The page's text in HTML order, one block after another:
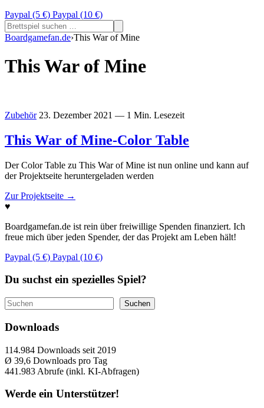
Paypal (5 €) Paypal (10 €)
Suchen
nach:
Boardgamefan.de›This War of Mine
This War of Mine
Zubehör 23. Dezember 2021 — 1 Min. Lesezeit
This War of Mine-Color Table
Der Color Table zu This War of Mine ist nun online und kann auf
der Projektseite heruntergeladen werden
Zur Projektseite →
♥
Boardgamefan.de ist rein über freiwillige Spenden finanziert. Ich
freue mich über jeden Spender, der das Projekt am Leben hält!
Paypal (5 €) Paypal (10 €)
Du suchst ein spezielles Spiel?
Suchen Suchen
Downloads
114.984 Downloads seit 2019
Ø 39,6 Downloads pro Tag
441.983 Abrufe (inkl. KI-Abfragen)
Werde ein Unterstützer!